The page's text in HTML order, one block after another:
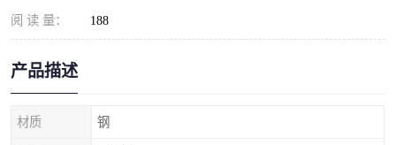
阅 读 量： 188
产品描述
材质 钢